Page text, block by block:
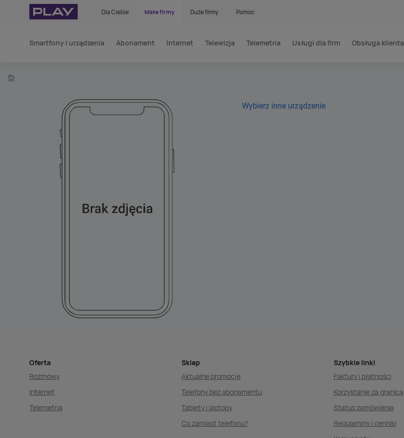
Dla Ciebie Małe firmy Duże firmy Pomoc
Smartfony i urządzenia Abonament Internet Telewizja Telemetria Usługi dla firm Obsługa klienta
Wybierz inne urządzenie
Oferta
Rozmowy
Internet
Telemetria
Sklep
Aktualne promocje
Telefony bez abonamentu
Tablety i laptopy
Co zamiast telefonu?
Szybkie linki
Faktury i płatności
Korzystanie za granicą
Status zamówienia
Regulaminy i cenniki